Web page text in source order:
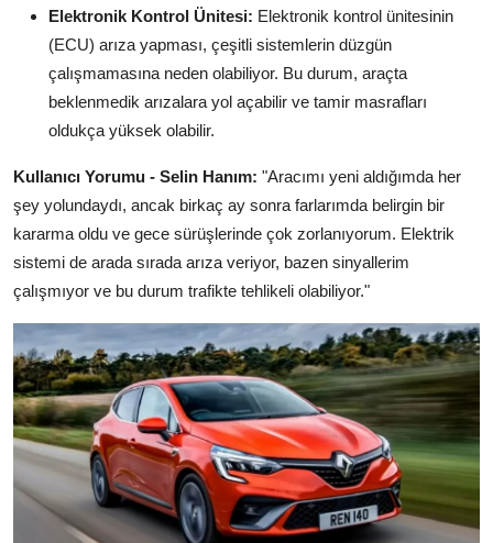
Elektronik Kontrol Ünitesi: Elektronik kontrol ünitesinin
(ECU) arıza yapması, çeşitli sistemlerin düzgün
çalışmamasına neden olabiliyor. Bu durum, araçta
beklenmedik arızalara yol açabilir ve tamir masrafları
oldukça yüksek olabilir.
Kullanıcı Yorumu - Selin Hanım: "Aracımı yeni aldığımda her
şey yolundaydı, ancak birkaç ay sonra farlarımda belirgin bir
kararma oldu ve gece sürüşlerinde çok zorlanıyorum. Elektrik
sistemi de arada sırada arıza veriyor, bazen sinyallerim
çalışmıyor ve bu durum trafikte tehlikeli olabiliyor."